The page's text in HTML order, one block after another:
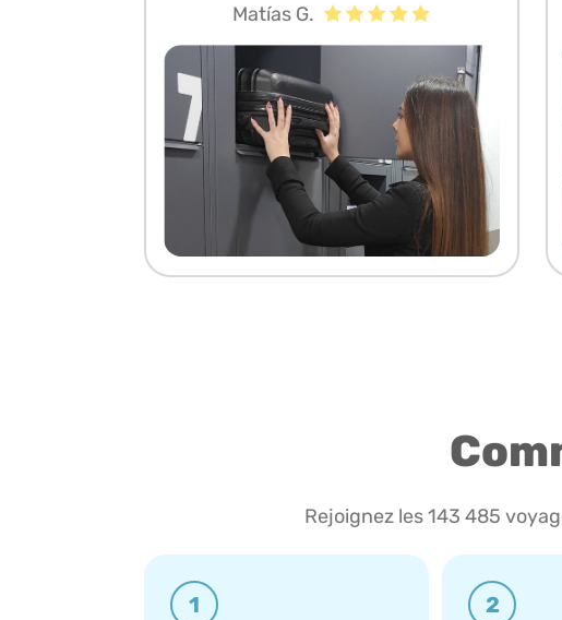
Matías G.
Rejoignez les 143 485
1 2